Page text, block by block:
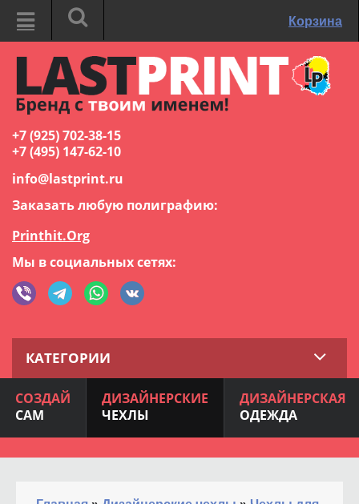
Корзина
+7 (925) 702-38-15
+7 (495) 147-62-10
info@lastprint.ru
Заказать любую полиграфию:
Printhit.Org
Мы в социальных сетях:
КАТЕГОРИИ
СОЗДАЙ
САМ
ДИЗАЙНЕРСКИЕ
ЧЕХЛЫ
ДИЗАЙНЕРСКАЯ
ОДЕЖДА